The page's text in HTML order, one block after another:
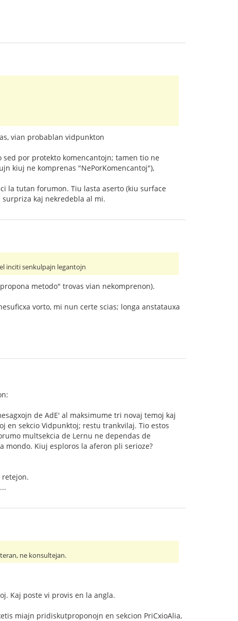
vian probablan vidpunkton
por protekto komencantojn; tamen tio ne
kiuj ne komprenas "NePorKomencantoj"),
la tutan forumon. Tiu lasta aserto (kiu surface
surpriza kaj nekredebla al mi.
inciti senkulpajn legantojn
metodo" trovas vian nekomprenon).
vorto, mi nun certe scias; longa anstatauxa
de AdE' al maksimume tri novaj temoj kaj
en sekcio Vidpunktoj; restu trankvilaj. Tio estos
multsekcia de Lernu ne dependas de
mondo. Kiuj esploros la aferon pli serioze?
retejon.
ne konsultejan.
Kaj poste vi provis en la angla.
miajn pridiskutproponojn en sekcion PriCxioAlia,